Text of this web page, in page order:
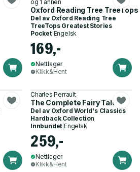
og 1 annen
Oxford Reading Tree
Del av Oxford Reading Tree
TreeTops Greatest Stories
Pocket| Engelsk
169,-
Nettlager
Klikk&Hent
Charles Perrault
The Complete Fairy Tales
Del av Oxford World's Classics
Hardback Collection
Innbundet |Engelsk
259,-
Nettlager
Klikk&Hent